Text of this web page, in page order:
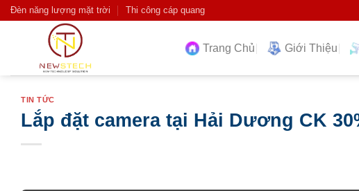
SkipĐèn năng lượng mặt trời Thi công cáp quang
Trang Chủ Giới Thiệu
TIN TỨC
Lắp đặt camera tại Hải Dương CK